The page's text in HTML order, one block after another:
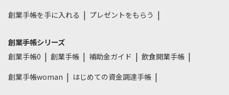
創業手帳を手に入れる
プレゼントをもらう
創業手帳シリーズ
創業手帳0 創業手帳 補助金ガイド
飲食開業手帳
創業手帳woman
はじめての資金調達手帳